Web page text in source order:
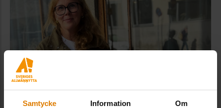
Samtycke Information Om